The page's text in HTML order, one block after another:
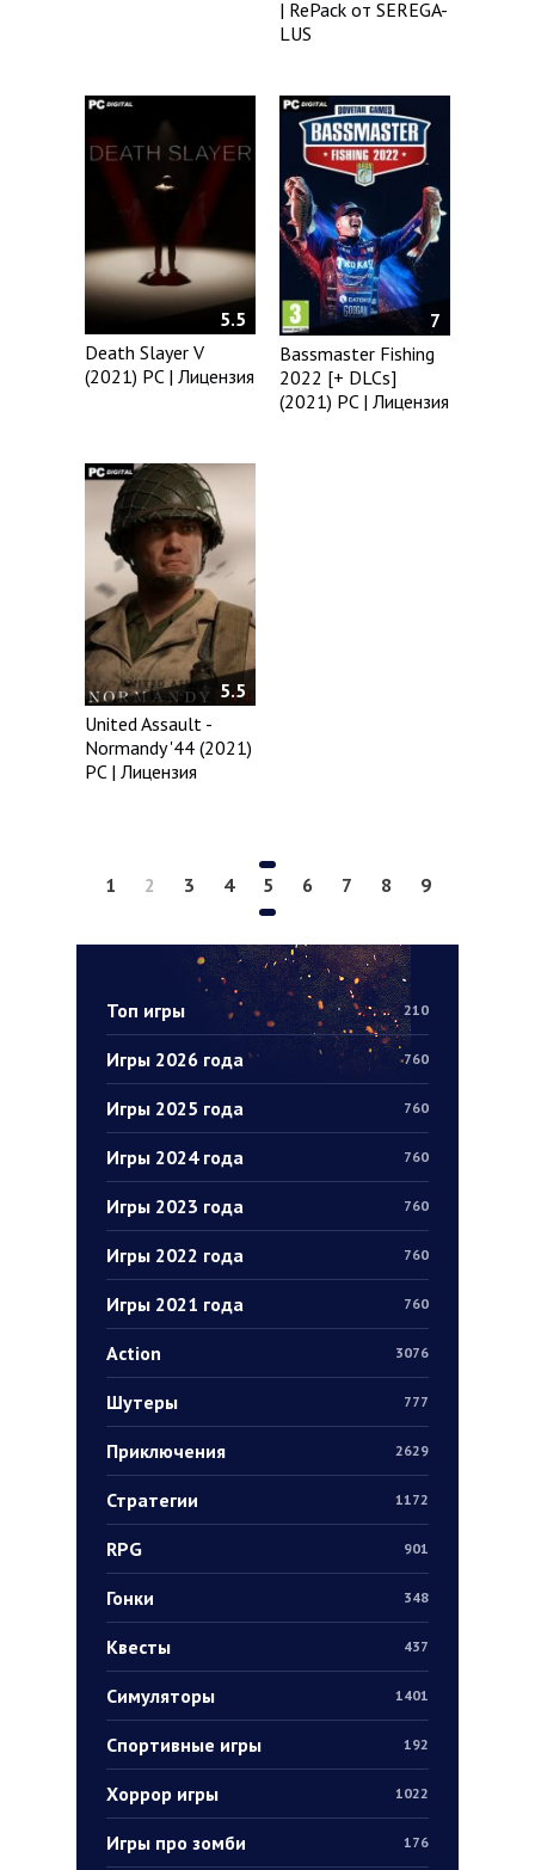
Топ игры 210
Игры 2026 года 760
Игры 2025 года 760
Игры 2024 года 760
Игры 2023 года 760
Игры 2022 года 760
Игры 2021 года 760
Action 3076
Шутеры 777
Приключения 2629
Стратегии 1172
RPG 901
Гонки 348
Квесты 437
Симуляторы 1401
Спортивные игры 192
Хоррор игры 1022
Игры про зомби 176
| RePack от SEREGA-
LUS
5.5
Death Slayer V
(2021) PC | Лицензия
7
Bassmaster Fishing
2022 [+ DLCs]
(2021) PC | Лицензия
5.5
United Assault -
Normandy '44 (2021)
PC | Лицензия
1 2 3 4 5 6 7 8 9